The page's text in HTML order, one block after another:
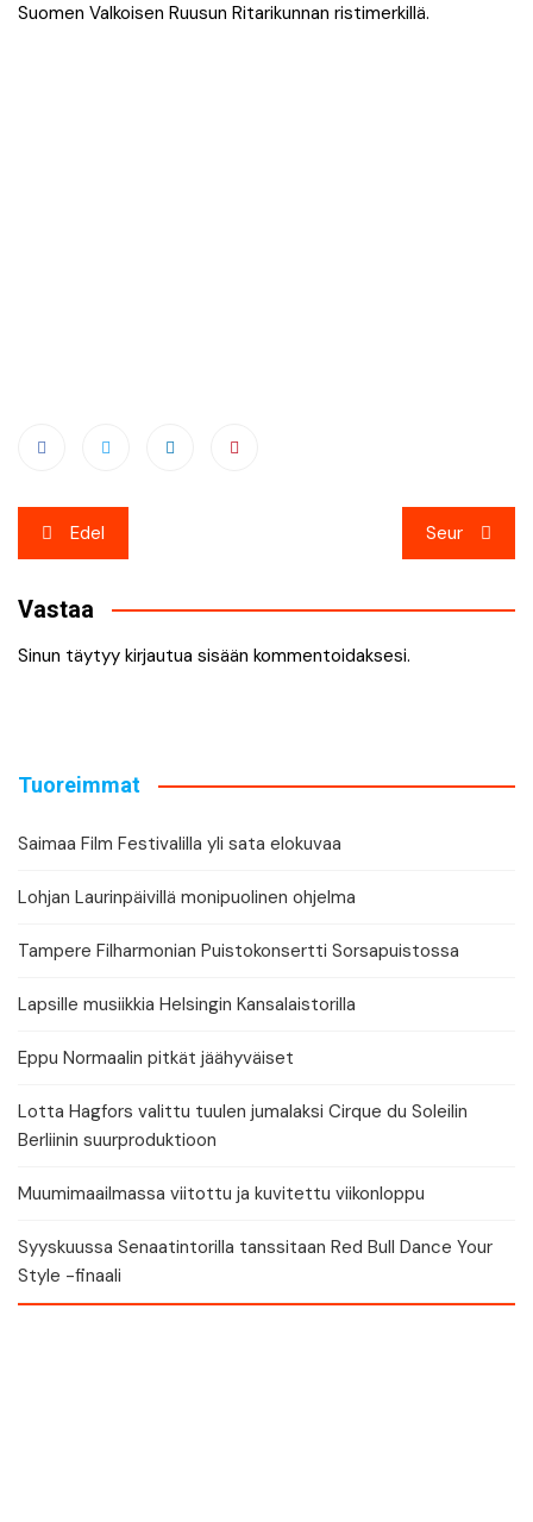
Suomen Valkoisen Ruusun Ritarikunnan ristimerkillä.
Artikkelien
selaus
Edel Seur
Vastaa
Sinun täytyy kirjautua sisään kommentoidaksesi.
Tuoreimmat
Saimaa Film Festivalilla yli sata elokuvaa
Lohjan Laurinpäivillä monipuolinen ohjelma
Tampere Filharmonian Puistokonsertti Sorsapuistossa
Lapsille musiikkia Helsingin Kansalaistorilla
Eppu Normaalin pitkät jäähyväiset
Lotta Hagfors valittu tuulen jumalaksi Cirque du Soleilin
Berliinin suurproduktioon
Muumimaailmassa viitottu ja kuvitettu viikonloppu
Syyskuussa Senaatintorilla tanssitaan Red Bull Dance Your
Style -finaali